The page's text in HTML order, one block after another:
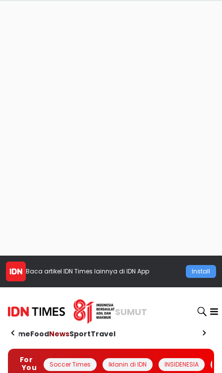
Baca artikel IDN Times lainnya di IDN App Install
SUMUT
HomeFoodNewsSportTravel
For
You
Soccer Times Iklanin di IDN INSIDENESIA